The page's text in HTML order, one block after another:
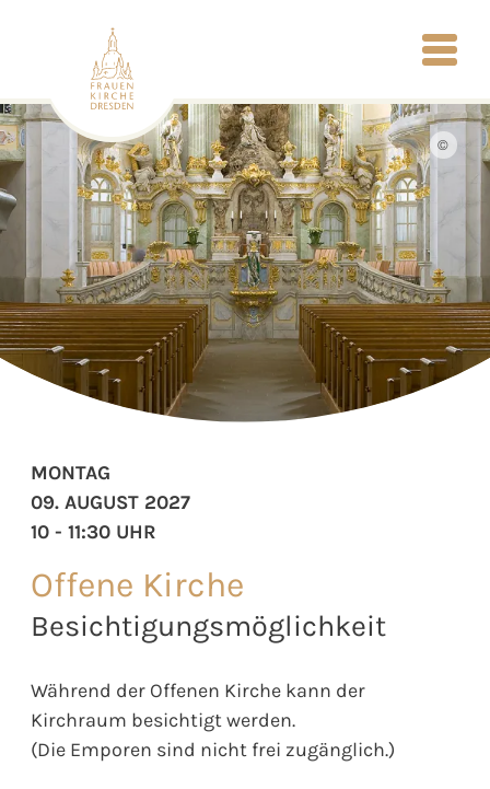
©
Offene Kirche
Besichtigungsmöglichkeit
Während der Offenen Kirche kann der
Kirchraum besichtigt werden.
(Die Emporen sind nicht frei zugänglich.)
MONTAG
09. AUGUST 2027
10 - 11:30 UHR